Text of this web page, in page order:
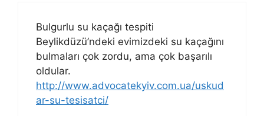
Bulgurlu su kaçağı tespiti
Beylikdüzü’ndeki evimizdeki su kaçağını
bulmaları çok zordu, ama çok başarılı
oldular.
http://www.advocatekyiv.com.ua/uskud
ar-su-tesisatci/